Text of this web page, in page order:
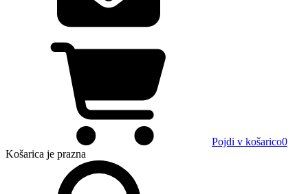
Pojdi v košarico0
Košarica je prazna